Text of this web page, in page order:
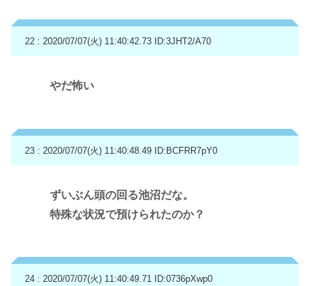
22 : 2020/07/07(火) 11:40:42.73 ID:3JHT2/A70
やだ怖い
23 : 2020/07/07(火) 11:40:48.49 ID:BCFRR7pY0
ずいぶん頭の回る池沼だな。
特殊な状況で預けられたのか？
24 : 2020/07/07(火) 11:40:49.71 ID:0736pXwp0